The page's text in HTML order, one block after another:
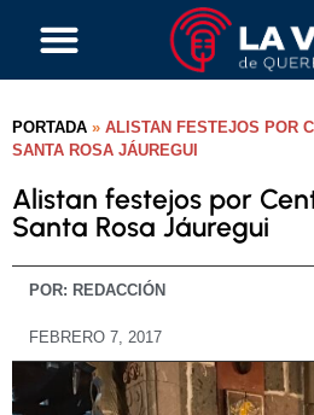
PORTADA » ALISTAN FESTEJOS POR
SANTA ROSA JÁUREGUI
Alistan festejos por
Santa Rosa Jáuregui
POR: REDACCIÓN
FEBRERO 7, 2017